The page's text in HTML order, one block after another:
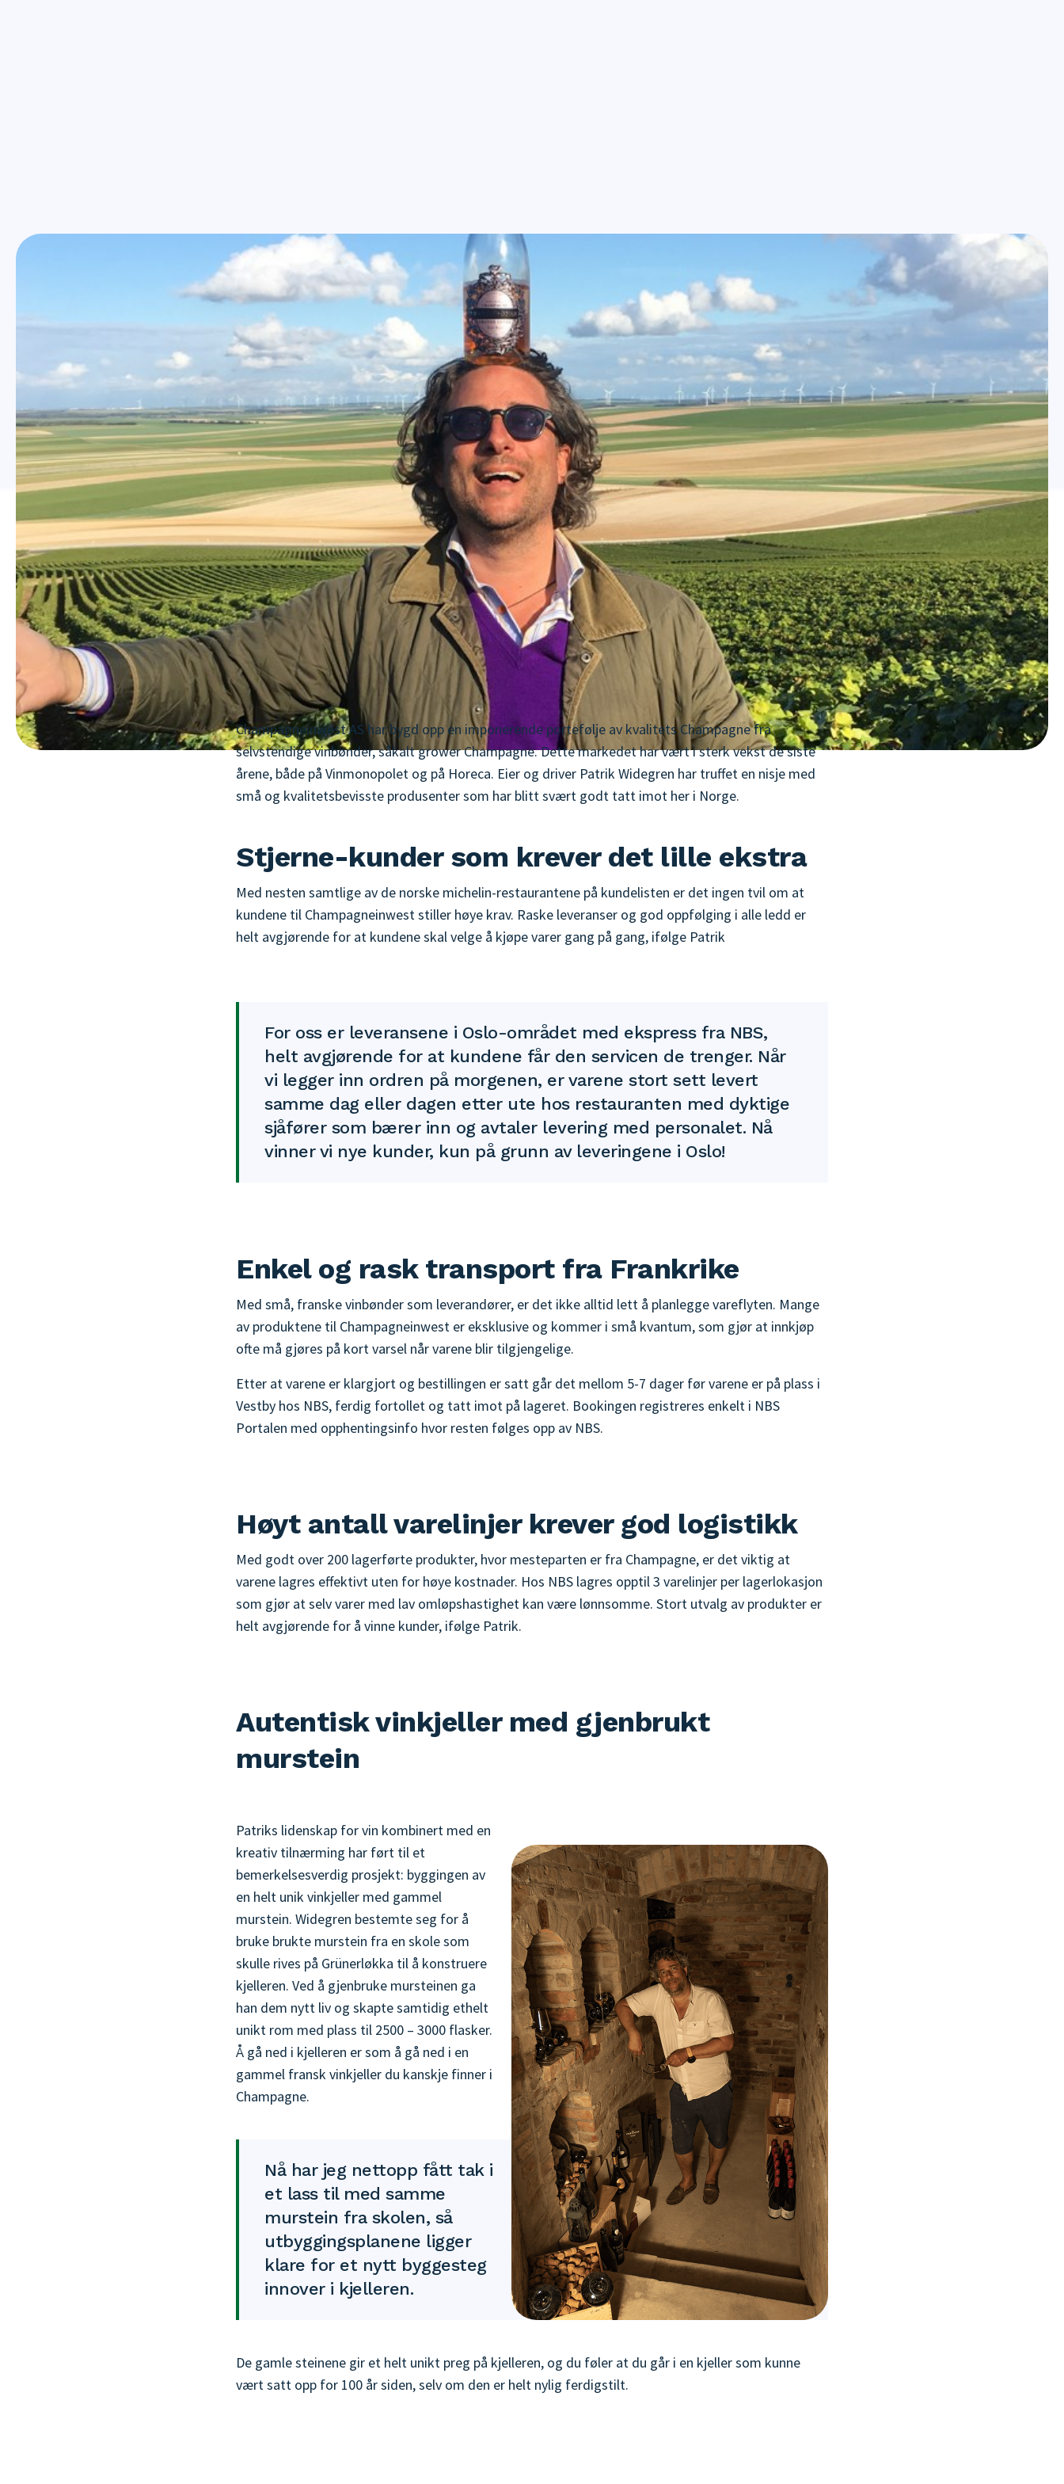
Champagneinwest AS har bygd opp en imponerende portefølje av kvalitets Champagne fra
selvstendige vinbønder, såkalt grower Champagne. Dette markedet har vært i sterk vekst de siste
årene, både på Vinmonopolet og på Horeca. Eier og driver Patrik Widegren har truffet en nisje med
små og kvalitetsbevisste produsenter som har blitt svært godt tatt imot her i Norge.
Stjerne-kunder som krever det lille ekstra
Med nesten samtlige av de norske michelin-restaurantene på kundelisten er det ingen tvil om at
kundene til Champagneinwest stiller høye krav. Raske leveranser og god oppfølging i alle ledd er
helt avgjørende for at kundene skal velge å kjøpe varer gang på gang, ifølge Patrik
For oss er leveransene i Oslo-området med ekspress fra NBS,
helt avgjørende for at kundene får den servicen de trenger. Når
vi legger inn ordren på morgenen, er varene stort sett levert
samme dag eller dagen etter ute hos restauranten med dyktige
sjåfører som bærer inn og avtaler levering med personalet. Nå
vinner vi nye kunder, kun på grunn av leveringene i Oslo!
Enkel og rask transport fra Frankrike
Med små, franske vinbønder som leverandører, er det ikke alltid lett å planlegge vareflyten. Mange
av produktene til Champagneinwest er eksklusive og kommer i små kvantum, som gjør at innkjøp
ofte må gjøres på kort varsel når varene blir tilgjengelige.
Etter at varene er klargjort og bestillingen er satt går det mellom 5-7 dager før varene er på plass i
Vestby hos NBS, ferdig fortollet og tatt imot på lageret. Bookingen registreres enkelt i NBS
Portalen med opphentingsinfo hvor resten følges opp av NBS.
Høyt antall varelinjer krever god logistikk
Med godt over 200 lagerførte produkter, hvor mesteparten er fra Champagne, er det viktig at
varene lagres effektivt uten for høye kostnader. Hos NBS lagres opptil 3 varelinjer per lagerlokasjon
som gjør at selv varer med lav omløpshastighet kan være lønnsomme. Stort utvalg av produkter er
helt avgjørende for å vinne kunder, ifølge Patrik.
Autentisk vinkjeller med gjenbrukt
murstein
Patriks lidenskap for vin kombinert med en
kreativ tilnærming har ført til et
bemerkelsesverdig prosjekt: byggingen av
en helt unik vinkjeller med gammel
murstein. Widegren bestemte seg for å
bruke brukte murstein fra en skole som
skulle rives på Grünerløkka til å konstruere
kjelleren. Ved å gjenbruke mursteinen ga
han dem nytt liv og skapte samtidig ethelt
unikt rom med plass til 2500 – 3000 flasker.
Å gå ned i kjelleren er som å gå ned i en
gammel fransk vinkjeller du kanskje finner i
Champagne.
Nå har jeg nettopp fått tak i
et lass til med samme
murstein fra skolen, så
utbyggingsplanene ligger
klare for et nytt byggesteg
innover i kjelleren.
De gamle steinene gir et helt unikt preg på kjelleren, og du føler at du går i en kjeller som kunne
vært satt opp for 100 år siden, selv om den er helt nylig ferdigstilt.